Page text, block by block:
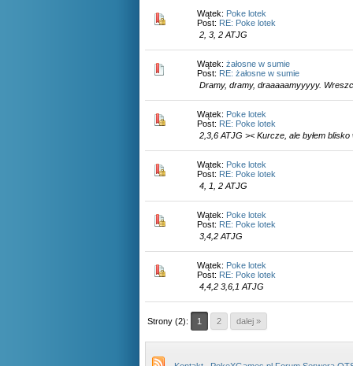
Wątek: Poke lotek
Post: RE: Poke lotek
2, 3, 2 ATJG
Wątek: żałosne w sumie
Post: RE: żałosne w sumie
Dramy, dramy, draaaaamyyyyy.
Wątek: Poke lotek
Post: RE: Poke lotek
2,3,6 ATJG >< Kurcze, ale byłem
Wątek: Poke lotek
Post: RE: Poke lotek
4, 1, 2 ATJG
Wątek: Poke lotek
Post: RE: Poke lotek
3,4,2 ATJG
Wątek: Poke lotek
Post: RE: Poke lotek
4,4,2 3,6,1 ATJG
Strony (2): 1 2 dalej »